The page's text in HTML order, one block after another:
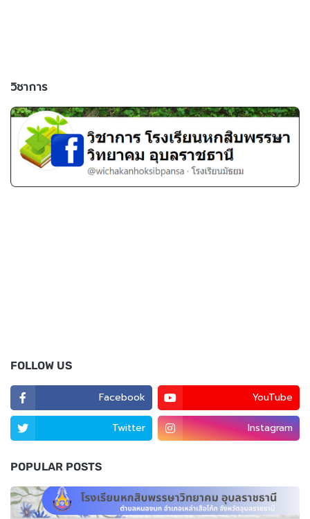
วิชาการ
FOLLOW US
Facebook YouTube
Twitter Instagram
POPULAR POSTS